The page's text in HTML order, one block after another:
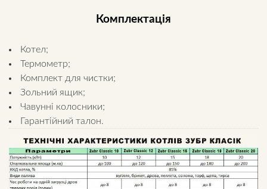
Комплектація
Котел;
Термометр;
Комплект для чистки;
Зольний ящик;
Чавунні колосники;
Гарантійний талон.